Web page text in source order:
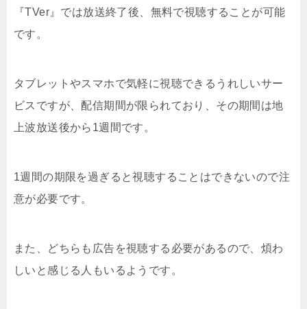
『TVer』では放送終了後、無料で視聴することが可能
です。
タブレットやスマホで気軽に視聴できるうれしいサー
ビスですが、配信期間が限られており、その期間は地
上波放送後から1週間です。
1週間の期限を過ぎると視聴することはできないので注
意が必要です。
また、どちらも広告を視聴する必要があるので、煩わ
しいと感じる人もいるようです。